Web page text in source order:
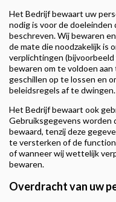
Het Bedrijf bewaart uw
nodig is voor de
beschreven. Wij bewaren
de mate die noodzakelijk is
verplichtingen
bewaren om te voldoen
geschillen op te lossen en
beleidsregels af te dwingen.
Het Bedrijf bewaart ook
Gebruiksgegevens worden
bewaard, tenzij deze
te versterken of de
of wanneer wij wettelijk
bewaren.
Overdracht van uw